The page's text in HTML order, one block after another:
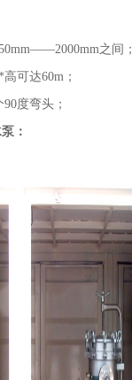
之间；
可达60m；
度弯头；
：